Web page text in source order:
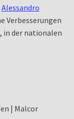
Alessandro
Verbesserungen
in der nationalen
| Malcor